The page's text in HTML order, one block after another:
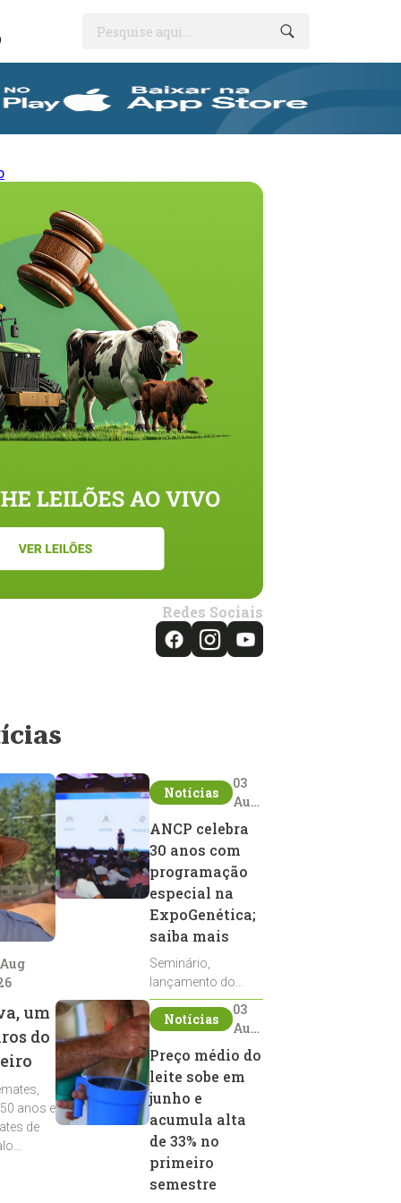
Pesquise aqui...
Redes Sociais
um
do
anos e
de
Notícias
03
Aug
ANCP celebra
30 anos com
programação
especial na
ExpoGenética;
saiba mais
Seminário,
lançamento do
Sumário de Touros,
debates, podcast,
reprodutores e
homenagens
integram a
programação da
entidade durante a
ExpoGenética 2026
Notícias
03
Aug
2026
Preço médio do
leite sobe em
junho e
acumula alta
de 33% no
primeiro
semestre